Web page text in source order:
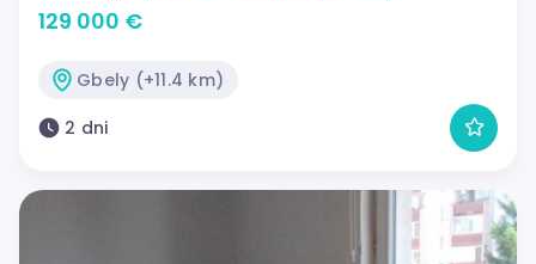
129 000 €
Gbely (+11.4 km)
2 dni